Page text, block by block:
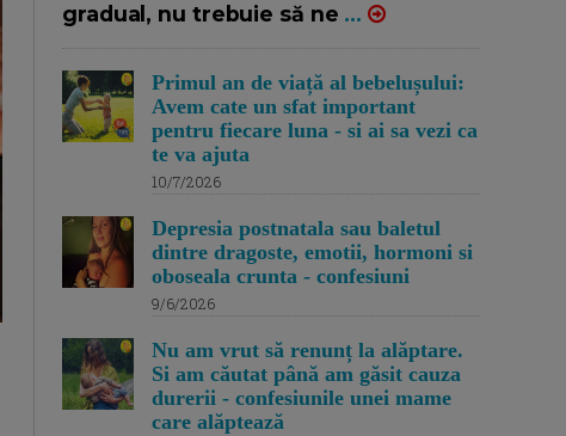
gradual, nu trebuie să ne ...
Primul an de viață al bebelușului:
Avem cate un sfat important
pentru fiecare luna - si ai sa vezi ca
te va ajuta
10/7/2026
Depresia postnatala sau baletul
dintre dragoste, emotii, hormoni si
oboseala crunta - confesiuni
9/6/2026
Nu am vrut să renunț la alăptare.
Si am căutat până am găsit cauza
durerii - confesiunile unei mame
care alăptează